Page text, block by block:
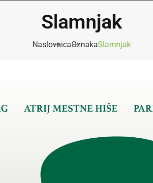
Slamnjak
NaslovnicaOznakaSlamnjak